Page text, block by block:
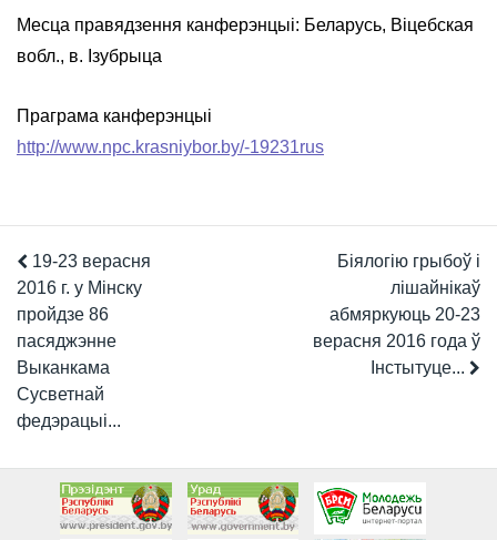
Месца правядзення канферэнцыі: Беларусь, Віцебская
вобл., в. Ізубрыца
Праграма канферэнцыі
http://www.npc.krasniybor.by/-19231rus
19-23 верасня
2016 г. у Мінску
пройдзе 86
пасяджэнне
Выканкама
Сусветнай
федэрацыі...
Біялогію грыбоў і
лішайнікаў
абмяркуюць 20-23
верасня 2016 года ў
Інстытуце...